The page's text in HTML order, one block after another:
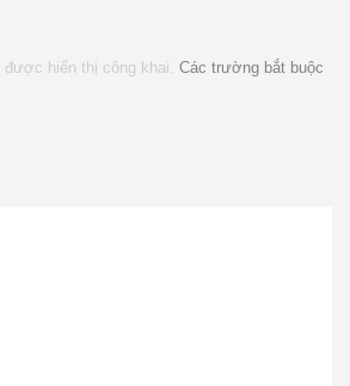
hiển thị công khai. Các trường bắt buộc